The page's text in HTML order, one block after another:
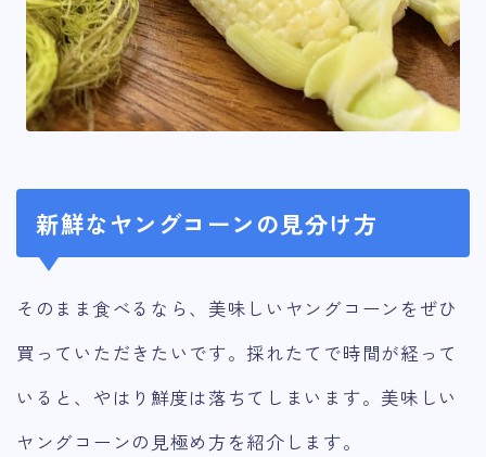
新鮮なヤングコーンの見分け方
そのまま食べるなら、美味しいヤングコーンをぜひ
買っていただきたいです。採れたてで時間が経って
いると、やはり鮮度は落ちてしまいます。美味しい
ヤングコーンの見極め方を紹介します。